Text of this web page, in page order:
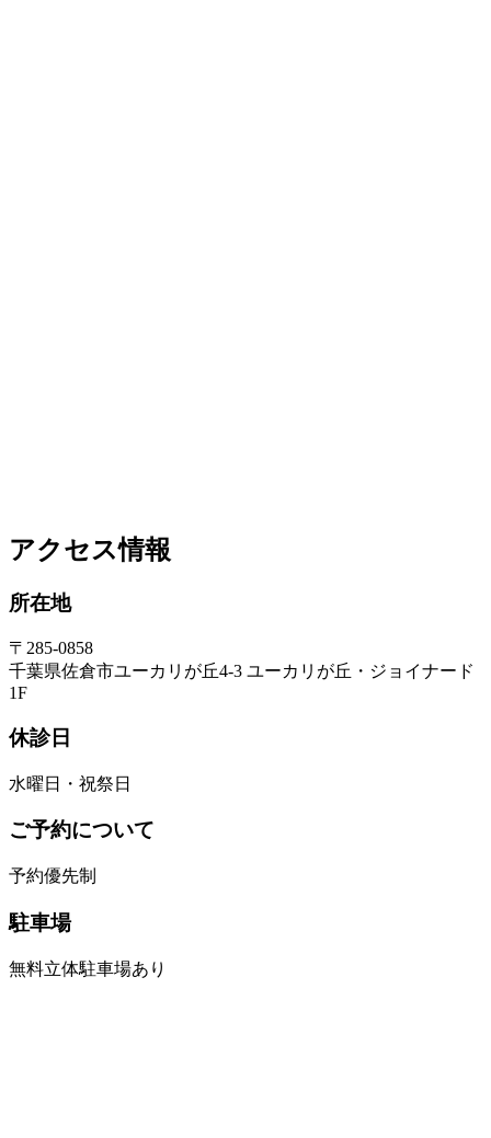
アクセス情報
所在地
〒285-0858
千葉県佐倉市ユーカリが丘4-3 ユーカリが丘・ジョイナード
1F
休診日
水曜日・祝祭日
ご予約について
予約優先制
駐車場
無料立体駐車場あり